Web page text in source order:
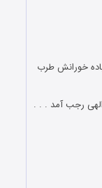
خورانش طرب
رجب آمد . . .